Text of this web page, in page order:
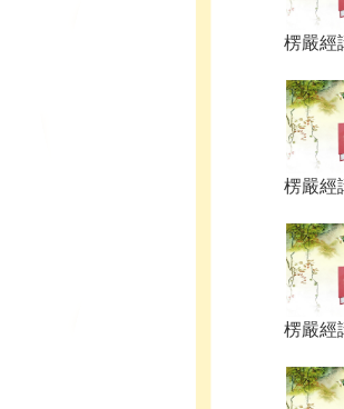
楞嚴經
楞嚴經
楞嚴經